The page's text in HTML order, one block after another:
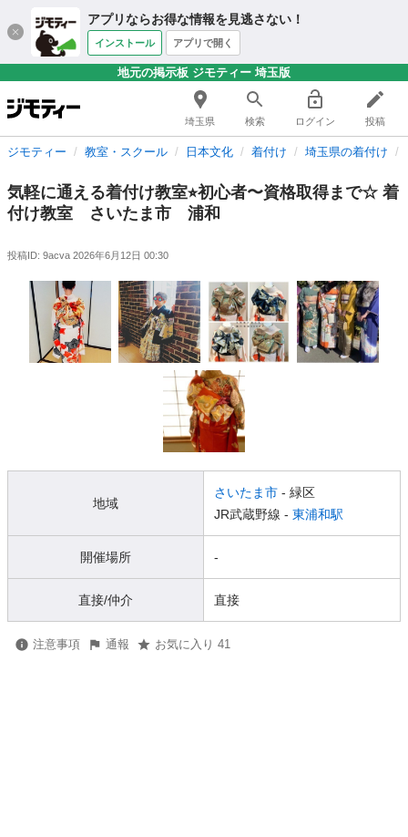
アプリならお得な情報を見逃さない！
インストール アプリで開く
地元の掲示板 ジモティー 埼玉版
埼玉県 検索 ログイン 投稿
ジモティー 教室・スクール 日本文化 着付け 埼玉県の着付け
気軽に通える着付け教室⭐︎初心者〜資格取得まで☆ 着
付け教室 さいたま市 浦和
投稿ID: 9acva 2026年6月12日 00:30
地域
さいたま市 - 緑区
JR武蔵野線 - 東浦和駅
開催場所 -
直接/仲介 直接
注意事項 通報 お気に入り 41